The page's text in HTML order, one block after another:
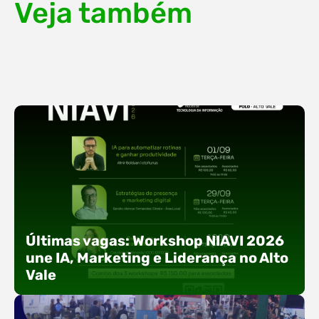
Veja também
Últimas vagas: Workshop NIAVI 2026
une IA, Marketing e Liderança no Alto
Vale